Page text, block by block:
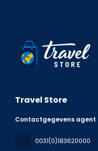
Travel Store
Contactgegevens agent
0031(0)183620000